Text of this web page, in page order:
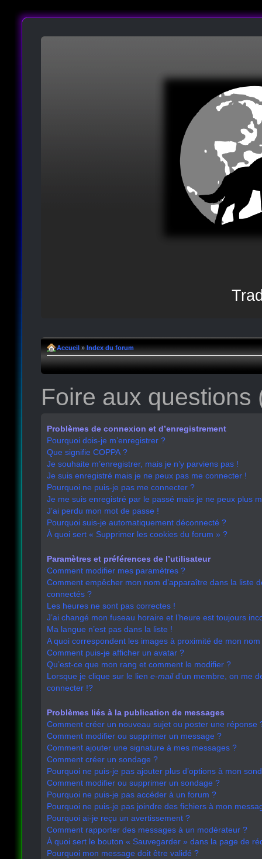
Accueil » Index du forum
Foire aux
Problèmes de connexion et d’enregistrement
Pourquoi dois-je m’enregistrer ?
Que signifie COPPA ?
Je souhaite m’enregistrer, mais je n’y parviens pas !
Je suis enregistré mais je ne peux pas me connecter !
Pourquoi ne puis-je pas me connecter ?
Je me suis enregistré par le passé mais je ne peux plus
J’ai perdu mon mot de passe !
Pourquoi suis-je automatiquement déconnecté ?
À quoi sert « Supprimer les cookies du forum » ?
Paramètres et préférences de l’utilisateur
Comment modifier mes paramètres ?
Comment empêcher mon nom d’apparaître dans la liste
connectés ?
Les heures ne sont pas correctes !
J’ai changé mon fuseau horaire et l’heure est toujours
Ma langue n’est pas dans la liste !
A quoi correspondent les images à proximité de mon nom
Comment puis-je afficher un avatar ?
Qu’est-ce que mon rang et comment le modifier ?
Lorsque je clique sur le lien e-maild’un membre, on me
connecter !?
Problèmes liés à la publication de messages
Comment créer un nouveau sujet ou poster une réponse
Comment modifier ou supprimer un message ?
Comment ajouter une signature à mes messages ?
Comment créer un sondage ?
Pourquoi ne puis-je pas ajouter plus d’options à mon
Comment modifier ou supprimer un sondage ?
Pourquoi ne puis-je pas accéder à un forum ?
Pourquoi ne puis-je pas joindre des fichiers à mon
Pourquoi ai-je reçu un avertissement ?
Comment rapporter des messages à un modérateur ?
À quoi sert le bouton « Sauvegarder » dans la page de
Pourquoi mon message doit être validé ?